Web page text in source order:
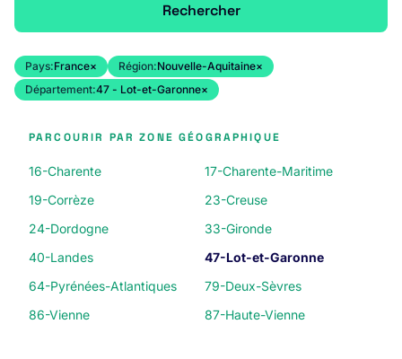
Rechercher
Pays:France× Région:Nouvelle-Aquitaine×
Département:47 - Lot-et-Garonne×
PARCOURIR PAR ZONE GÉOGRAPHIQUE
16-Charente
17-Charente-Maritime
19-Corrèze
23-Creuse
24-Dordogne
33-Gironde
40-Landes
47-Lot-et-Garonne
64-Pyrénées-Atlantiques
79-Deux-Sèvres
86-Vienne
87-Haute-Vienne